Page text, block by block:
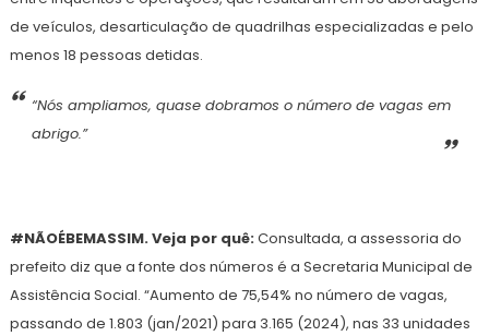
de veículos, desarticulação de quadrilhas especializadas e pelo
menos 18 pessoas detidas.
“Nós ampliamos, quase dobramos o número de vagas em
abrigo.”
#NÃOÉBEMASSIM. Veja por quê:Consultada, a assessoria do
prefeito diz que a fonte dos números é a Secretaria Municipal de
Assistência Social. “Aumento de 75,54% no número de vagas,
passando de 1.803 (jan/2021) para 3.165 (2024), nas 33 unidades